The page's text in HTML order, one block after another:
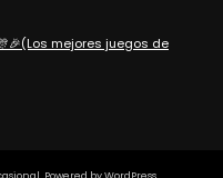
🎊🎉(Los mejores juegos de